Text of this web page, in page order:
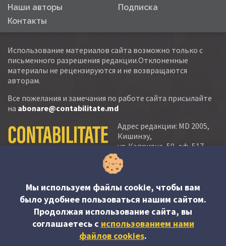
Наши авторы
Подписка
Контакты
Использование материалов сайта возможно только с
письменного разрешения редакции.Отклоненные
материалы не рецензируются и не возвращаются
авторам.
Все пожелания и замечания по работе сайта присылайте
на abonare@contabilitate.md
Адрес редакции: MD 2005,
Кишинэу,
ул. Кэприяна, 50, оф. 517-
518
тел.:
тел./факс: (+373 22) 22 53 90
e-mail:
abonare@contabilitate.md
newsletter:
contabilitate
Мы используем файлы cookie, чтобы вам
было удобнее пользоваться нашим сайтом.
Продолжая использование сайта, вы
соглашаетесь c использованием нами
файлов cookies.